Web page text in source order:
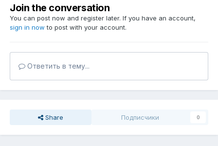
Join the conversation
You can post now and register later. If you have an account,
sign in now to post with your account.
Ответить в тему...
Share Подписчики 0